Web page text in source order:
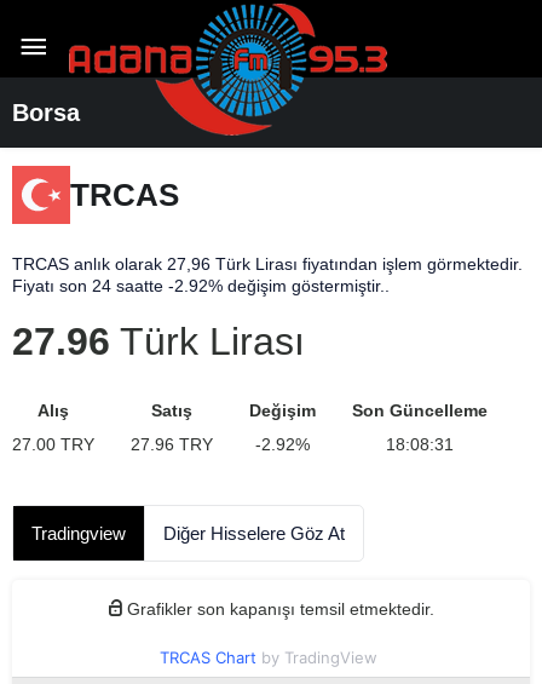
Borsa
TRCAS
TRCAS anlık olarak 27,96 Türk Lirası fiyatından işlem görmektedir.
Fiyatı son 24 saatte -2.92% değişim göstermiştir..
27.96 Türk Lirası
Alış
27.00 TRY
Satış
27.96 TRY
Değişim
-2.92%
Son Güncelleme
18:08:31
Tradingview Diğer Hisselere Göz At
Grafikler son kapanışı temsil etmektedir.
TRCAS Chart by TradingView